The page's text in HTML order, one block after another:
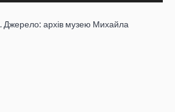
Джерело: архів музею Михайла